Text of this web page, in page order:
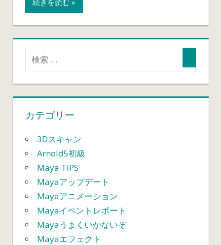
カテゴリー
3Dスキャン
Arnold5初級
Maya TIPS
Mayaアップデート
Mayaアニメーション
Mayaイベントレポート
Mayaうまくいかないぞ
Mayaエフェクト